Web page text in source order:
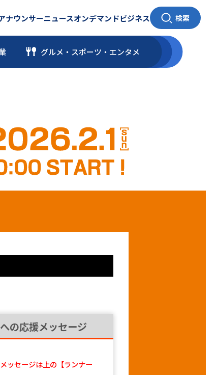
ナウンサーニュースオンデマンドビジネス 検索
グルメ・スポーツ ・ エンタメ
の応援メッセージ
ッセージは上の【ランナー